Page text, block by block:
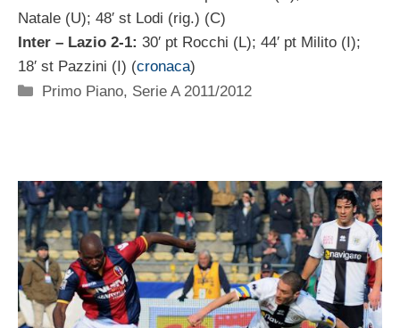
Natale (U); 48′ st Lodi (rig.) (C)
Inter – Lazio 2-1: 30′ pt Rocchi (L); 44′ pt Milito (I);
18′ st Pazzini (I) (cronaca)
Categorie
Primo Piano, Serie A 2011/2012